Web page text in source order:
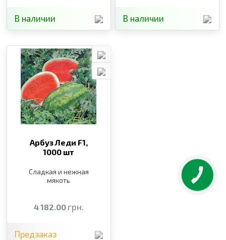
В наличии В наличии
Арбуз Леди F1,
1000 шт
Сладкая и нежная
мякоть
4 182.00 грн.
Предзаказ